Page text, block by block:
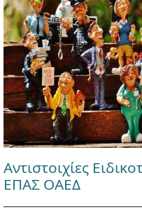
Αντιστοιχίες
ΕΠΑΣ ΟΑΕΔ